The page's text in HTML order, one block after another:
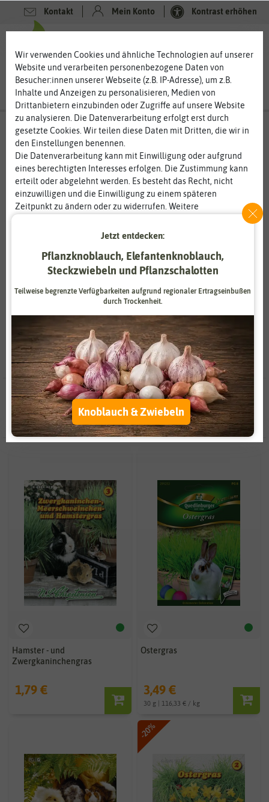
Kontakt Mein Konto Kontrast erhöhen
❤️ für Tiere- Kaninchen
Kaninchen im Garten – ein Paradies für
Mümmelmänner
Kaninchen sind beliebt. Die kleinen süßen Haustiere haben nicht
nur die Herzen der Kinder erobert, sondern auch vieler
Erwachsener. Inzwischen gestalten viele Kaninchenbesitzer
ihren Garten so, dass eine artgerechte Haltung möglich ist.
Neben einem großen Außengehege benötigen Kaninchen eine
gesunde Verdauung. Kaninchen mögen bestimmte Pflanzen
besonders. Diese sollten in Ihrem Kaninchen-Paradies zu finden
5 Ergebnissegefunden in Kaninchen
Hamster - und
Zwergkaninchengras
1,79 €
Ostergras
3,49 €
30 g | 116,33 € / kg
-20%
Filter
Wir verwenden Cookies und ähnliche Technologien auf unserer
Website und verarbeiten personenbezogene Daten von
Besucher:innen unserer Webseite (z.B. IP-Adresse), um z.B.
Inhalte und Anzeigen zu personalisieren, Medien von
Drittanbietern einzubinden oder Zugriffe auf unsere Website
zu analysieren. Die Datenverarbeitung erfolgt erst durch
gesetzte Cookies. Wir teilen diese Daten mit Dritten, die wir in
den Einstellungen benennen.
Die Datenverarbeitung kann mit Einwilligung oder aufgrund
eines berechtigten Interesses erfolgen. Die Zustimmung kann
erteilt oder abgelehnt werden. Es besteht das Recht, nicht
einzuwilligen und die Einwilligung zu einem späteren
Zeitpunkt zu ändern oder zu widerrufen. Weitere
Informationen zur Verwendung personenbezogener Daten und
den Diensten erklären wir in unserer
Essenziell Statistik
Funktional
Weitere Einstellungen
Alle akzeptieren
Alle ablehnen
Auswahl akzeptieren
Jetzt entdecken:
Pflanzknoblauch, Elefantenknoblauch,
Steckzwiebeln und Pflanzschalotten
Teilweise begrenzte Verfügbarkeiten aufgrund regionaler Ertragseinbußen
durch Trockenheit.
Knoblauch & Zwiebeln